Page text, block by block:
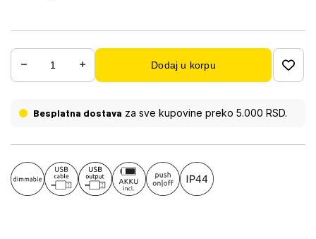
ima funkciju zatamnjivanja i može se pojedinačno
okačiti, postaviti ili pričvrstiti pomoću priloženih
magneta, u zavisnosti od upotrebe. Da bi se
upotrebu, ima klasu zaštite IP 44. Svetlosni izlaz
Dodaj u korpu
Besplatna dostava za sve kupovine preko 5.000 RSD.